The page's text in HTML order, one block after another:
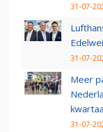
31-07-
31-07-
Meer
31-07-